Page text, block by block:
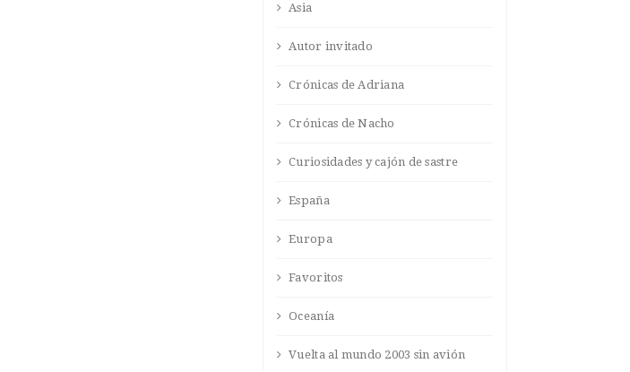
Asia
Autor invitado
Crónicas de Adriana
Crónicas de Nacho
Curiosidades y cajón de sastre
España
Europa
Favoritos
Oceanía
Vuelta al mundo 2003 sin avión